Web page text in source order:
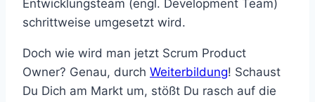
Entwicklungsteam (engl. Development Team)
schrittweise umgesetzt wird.
Doch wie wird man jetzt Scrum Product
Owner? Genau, durch Weiterbildung! Schaust
Du Dich am Markt um, stößt Du rasch auf die